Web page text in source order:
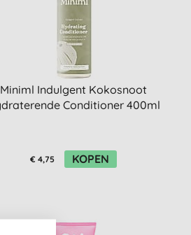
Miniml Indulgent Kokosnoot
Conditioner 400ml
€ 4,75 KOPEN